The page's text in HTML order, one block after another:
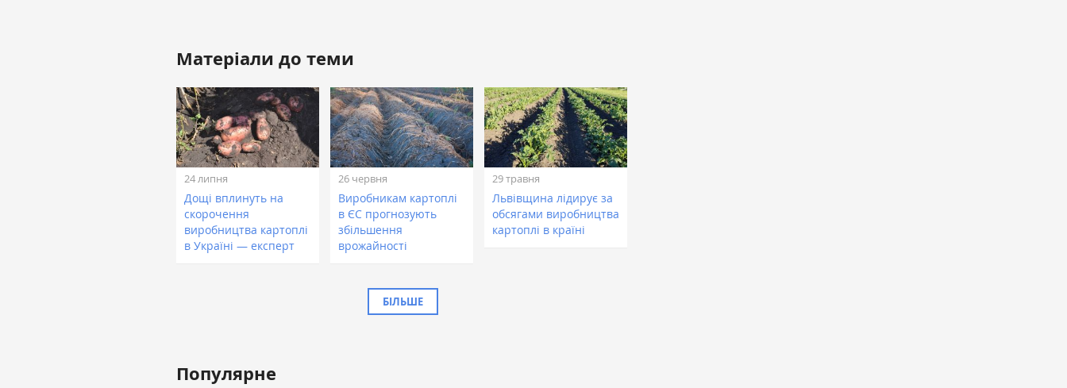
Матеріали до теми
24 липня
Дощі вплинуть на
скорочення
виробництва картоплі
в Україні — експерт
26 червня
Виробникам картоплі
в ЄС прогнозують
збільшення
врожайності
29 травня
Львівщина лідирує за
обсягами виробництва
картоплі в країні
БІЛЬШЕ
Популярне